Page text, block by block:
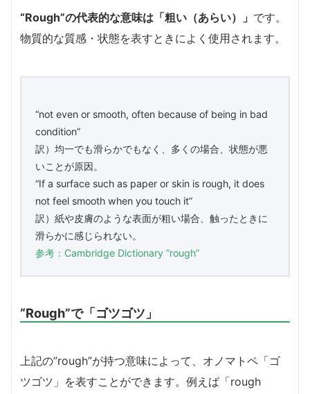
“Rough”の代表的な意味は「粗い（あらい）」 です。
物質的な質感・状態を表すときによく使用されます。
“not even or smooth, often because of being in bad
condition”
訳）均一でも滑らかでもなく、多くの場合、状態が悪
いことが原因。
“If a surface such as paper or skin is rough, it does
not feel smooth when you touch it”
訳）紙や皮膚のような表面が粗い場合、触ったときに
滑らかに感じられない。
参考：Cambridge Dictionary ”rough”
“Rough”で「ゴツゴツ」
上記の”rough”が持つ意味によって、オノマトペ「ゴ
ツゴツ」を表すことができます。例えば「rough